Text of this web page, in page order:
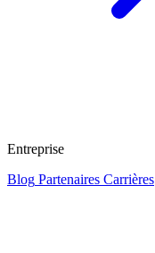
Entreprise
Blog Partenaires Carrières